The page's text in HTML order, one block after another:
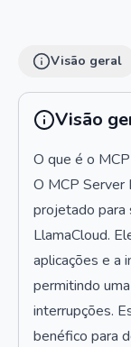
Visão geral
Visão
O que é o
O MCP Server
projetado para
LlamaCloud.
aplicações e a
permitindo
interrupções.
benéfico para